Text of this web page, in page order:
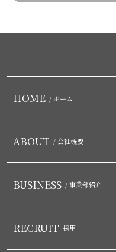
HOME / ホーム
ABOUT / 会社概要
BUSINESS / 事業部紹介
RECRUIT 採用